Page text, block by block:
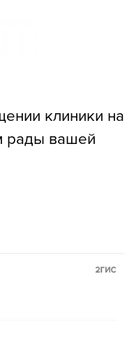
клиники на
рады вашей